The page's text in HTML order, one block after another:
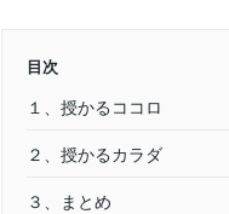
目次
１、授かるココロ
２、授かるカラダ
３、まとめ